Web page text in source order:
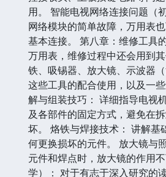
用。 智能电视网络连接问题（
网络模块的简单故障，万用表
基本连接。 第八章：维修工具
万用表，维修过程中还会用到
铁、吸锡器、放大镜、示波器
这些工具的配合使用，以及一
解与组装技巧： 详细指导电视
及各部件的固定方式，避免在
坏。 烙铁与焊接技术： 讲解基
何更换损坏的元件。 放大镜与
元件和焊点时，放大镜的作用
学）： 对于有志于深入研究的